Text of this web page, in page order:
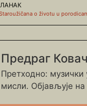
o životu u
Предраг
Претходно:
мисли. Објављује